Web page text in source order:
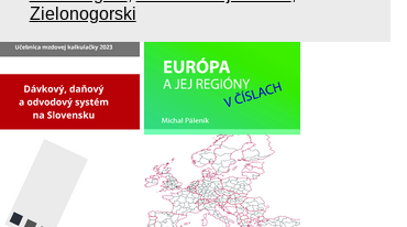
Zielonogorski